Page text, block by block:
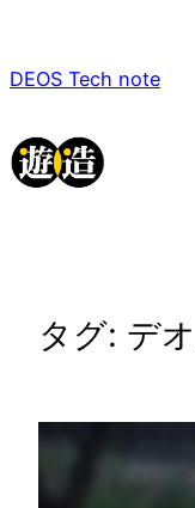
を
キ
ッ
DEOS Tech note
タグ: デ